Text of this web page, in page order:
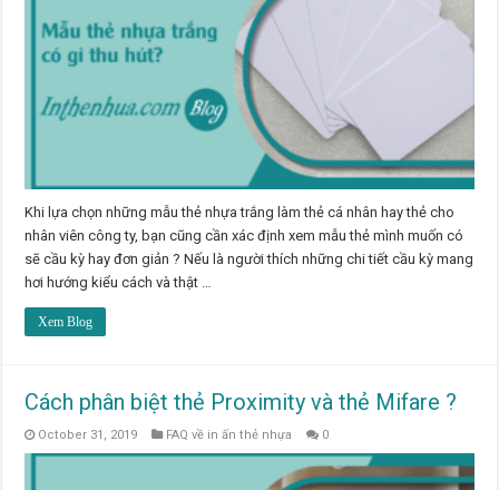
Khi lựa chọn những mẫu thẻ nhựa trắng làm thẻ cá nhân hay thẻ cho
nhân viên công ty, bạn cũng cần xác định xem mẫu thẻ mình muốn có
sẽ cầu kỳ hay đơn giản ? Nếu là người thích những chi tiết cầu kỳ mang
hơi hướng kiểu cách và thật …
Xem Blog
Cách phân biệt thẻ Proximity và thẻ Mifare ?
October 31, 2019 FAQ về in ấn thẻ nhựa 0